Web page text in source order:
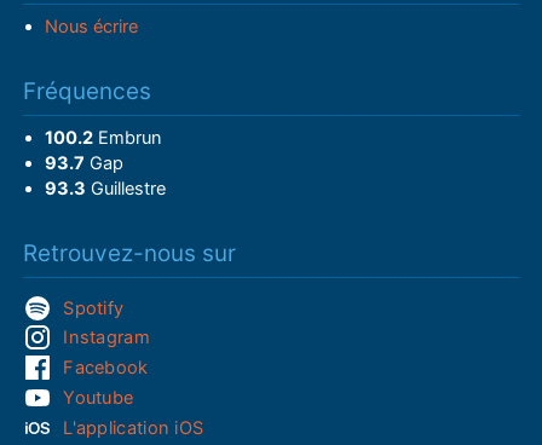
Nous écrire
Fréquences
100.2Embrun
93.7 Gap
93.3 Guillestre
Retrouvez-nous sur
Spotify
Instagram
Facebook
Youtube
L'application iOS